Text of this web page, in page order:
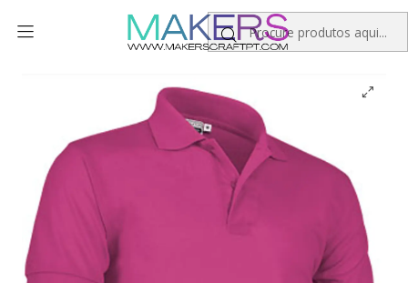
Polo Manga Curta Algodão Personalizado Kids